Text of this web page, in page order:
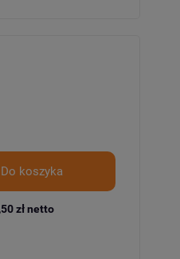
Do koszyka
złnetto